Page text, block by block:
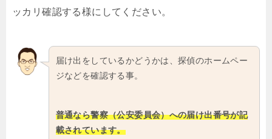
ッカリ確認する様にしてください。
届け出をしているかどうかは、探偵のホームペー
ジなどを確認する事。
普通なら警察（公安委員会）への届け出番号が記
載されています。